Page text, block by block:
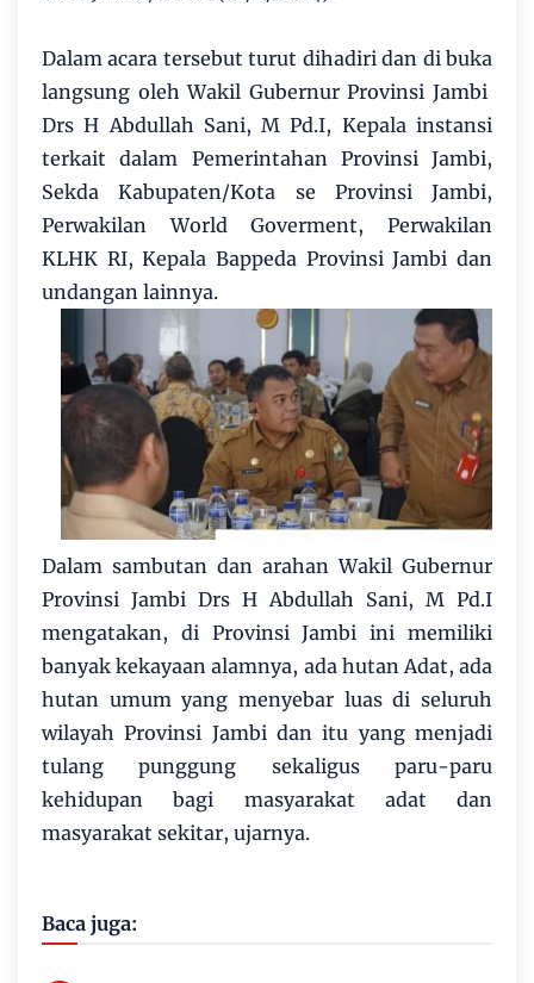
Dalam acara tersebut turut dihadiri dan di buka
langsung oleh Wakil Gubernur Provinsi Jambi
Drs H Abdullah Sani, M Pd.I, Kepala instansi
terkait dalam Pemerintahan Provinsi Jambi,
Sekda Kabupaten/Kota se Provinsi Jambi,
Perwakilan World Goverment, Perwakilan
KLHK RI, Kepala Bappeda Provinsi Jambi dan
undangan lainnya.
Dalam sambutan dan arahan Wakil Gubernur
Provinsi Jambi Drs H Abdullah Sani, M Pd.I
mengatakan, di Provinsi Jambi ini memiliki
banyak kekayaan alamnya, ada hutan Adat, ada
hutan umum yang menyebar luas di seluruh
wilayah Provinsi Jambi dan itu yang menjadi
tulang punggung sekaligus paru-paru
kehidupan bagi masyarakat adat dan
masyarakat sekitar, ujarnya.
Baca juga: